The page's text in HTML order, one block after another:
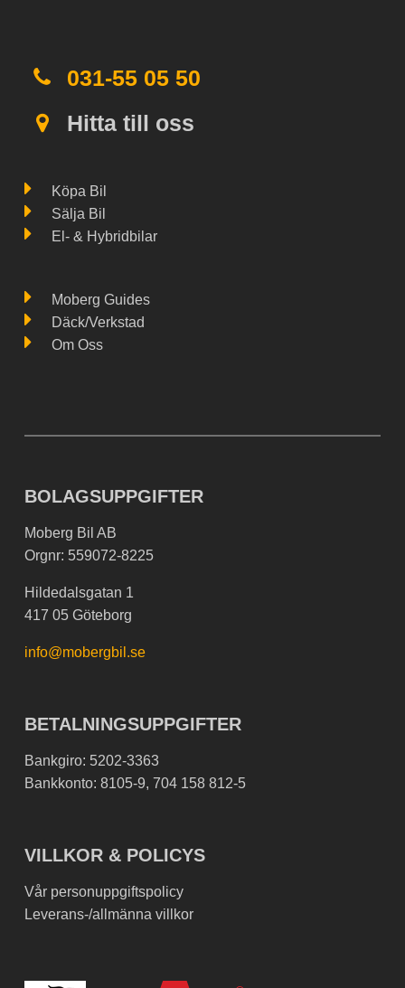
031-55 05 50
Hitta till oss
Köpa Bil
Sälja Bil
El- & Hybridbilar
Moberg Guides
Däck/Verkstad
Om Oss
BOLAGSUPPGIFTER
Moberg Bil AB
Orgnr: 559072-8225
Hildedalsgatan 1
417 05 Göteborg
info@mobergbil.se
BETALNINGSUPPGIFTER
Bankgiro: 5202-3363
Bankkonto: 8105-9, 704 158 812-5
VILLKOR & POLICYS
Vår personuppgiftspolicy
Leverans-/allmänna villkor